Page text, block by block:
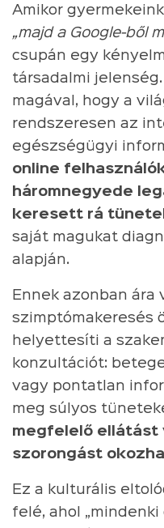
Amikor
„majd a Google-ből
csupán egy
társadalmi
magával, hogy a
rendszeresen az
egészségügyi
online
háromnegyede
keresett rá
saját magukat
alapján.
Ennek azonban ára
szimptómakeresés
helyettesíti a
konzultációt:
vagy pontatlan
meg súlyos
megfelelő ellátást
szorongást
Ez a kulturális
felé, ahol